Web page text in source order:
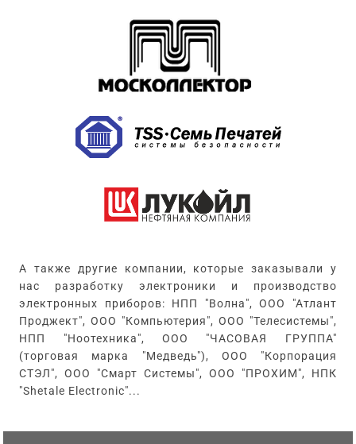
А также другие компании, которые заказывали у
нас разработку электроники и производство
электронных приборов: НПП "Волна", ООО "Атлант
Проджект", ООО "Компьютерия", ООО "Телесистемы",
НПП "Ноотехника", ООО "ЧАСОВАЯ ГРУППА"
(торговая марка "Медведь"), ООО "Корпорация
СТЭЛ", ООО "Смарт Системы", ООО "ПРОХИМ", НПК
"Shetale Electronic"...